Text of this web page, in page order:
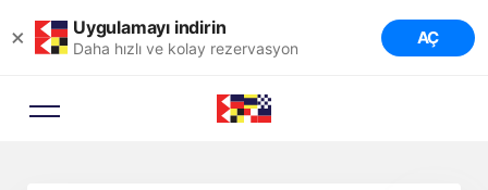
× Uygulamayı indirin
Daha hızlı ve kolay rezervasyon AÇ